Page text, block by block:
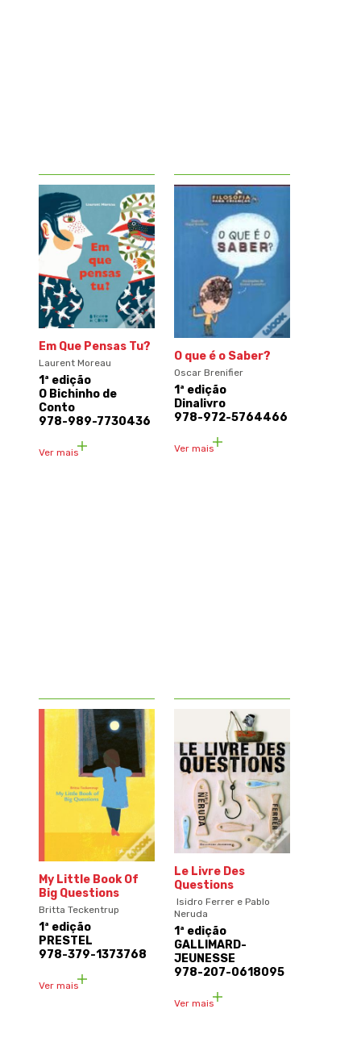
Em Que Pensas Tu?
Laurent Moreau
1ª edição
O Bichinho de
Conto
978-989-7730436
Ver mais
O que é o Saber?
Oscar Brenifier
1ª edição
Dinalivro
978-972-5764466
Ver mais
My Little Book Of
Big Questions
Britta Teckentrup
1ª edição
PRESTEL
978-379-1373768
Ver mais
Le Livre Des
Questions
Isidro Ferrer e Pablo
Neruda
1ª edição
GALLIMARD-
JEUNESSE
978-207-0618095
Ver mais